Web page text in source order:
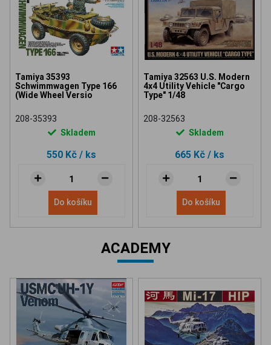
Tamiya 35393
Schwimmwagen Type 166
(Wide Wheel Versio
208-35393
Skladem
550 Kč / ks
Do košíku
Tamiya 32563 U.S. Modern
4x4 Utility Vehicle "Cargo
Type" 1/48
208-32563
Skladem
665 Kč / ks
Do košíku
ACADEMY